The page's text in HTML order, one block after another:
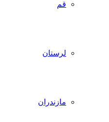
قم
لرستان
مازندران